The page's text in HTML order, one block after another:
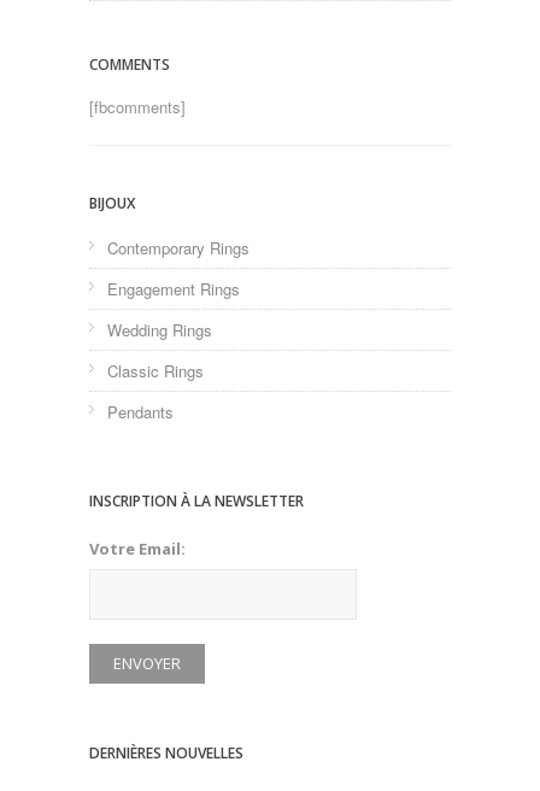
COMMENTS
[fbcomments]
BIJOUX
Contemporary Rings
Engagement Rings
Wedding Rings
Classic Rings
Pendants
INSCRIPTION À LA NEWSLETTER
Votre Email:
DERNIÈRES NOUVELLES